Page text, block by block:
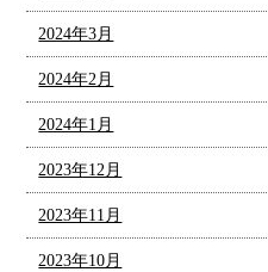
2024年3月
2024年2月
2024年1月
2023年12月
2023年11月
2023年10月